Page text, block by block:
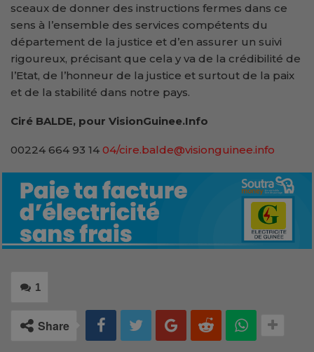
sceaux de donner des instructions fermes dans ce
sens à l’ensemble des services compétents du
département de la justice et d’en assurer un suivi
rigoureux, précisant que cela y va de la crédibilité de
l’Etat, de l’honneur de la justice et surtout de la paix
et de la stabilité dans notre pays.
Ciré BALDE, pour VisionGuinee.Info
00224 664 93 14 04/cire.balde@visionguinee.info
1
Share